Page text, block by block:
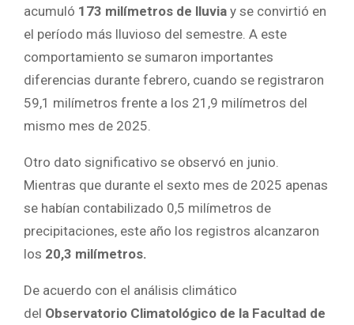
acumuló 173 milímetros de lluvia y se convirtió en
el período más lluvioso del semestre. A este
comportamiento se sumaron importantes
diferencias durante febrero, cuando se registraron
59,1 milímetros frente a los 21,9 milímetros del
mismo mes de 2025.
Otro dato significativo se observó en junio.
Mientras que durante el sexto mes de 2025 apenas
se habían contabilizado 0,5 milímetros de
precipitaciones, este año los registros alcanzaron
los 20,3 milímetros.
De acuerdo con el análisis climático
del Observatorio Climatológico de la Facultad de